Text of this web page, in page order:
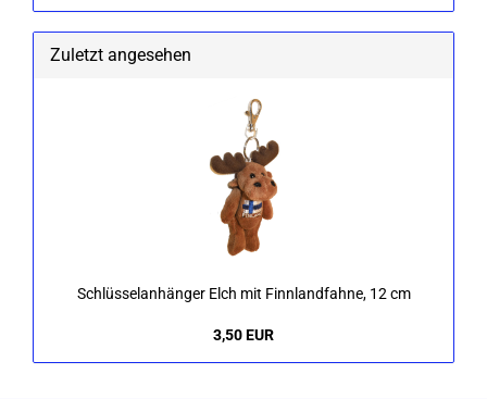
Zuletzt angesehen
Schlüs­sel­an­hän­ger Elch mit Finn­land­fah­ne, 12 cm
3,50 EUR